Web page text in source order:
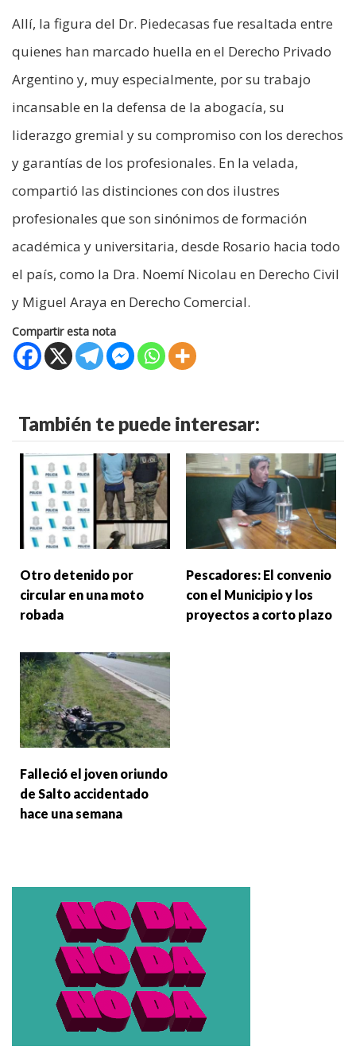
Allí, la figura del Dr. Piedecasas fue resaltada entre
quienes han marcado huella en el Derecho Privado
Argentino y, muy especialmente, por su trabajo
incansable en la defensa de la abogacía, su
liderazgo gremial y su compromiso con los derechos
y garantías de los profesionales. En la velada,
compartió las distinciones con dos ilustres
profesionales que son sinónimos de formación
académica y universitaria, desde Rosario hacia todo
el país, como la Dra. Noemí Nicolau en Derecho Civil
y Miguel Araya en Derecho Comercial.
Compartir esta nota
También te puede interesar:
Otro detenido por
circular en una moto
robada
Pescadores: El convenio
con el Municipio y los
proyectos a corto plazo
Falleció el joven oriundo
de Salto accidentado
hace una semana